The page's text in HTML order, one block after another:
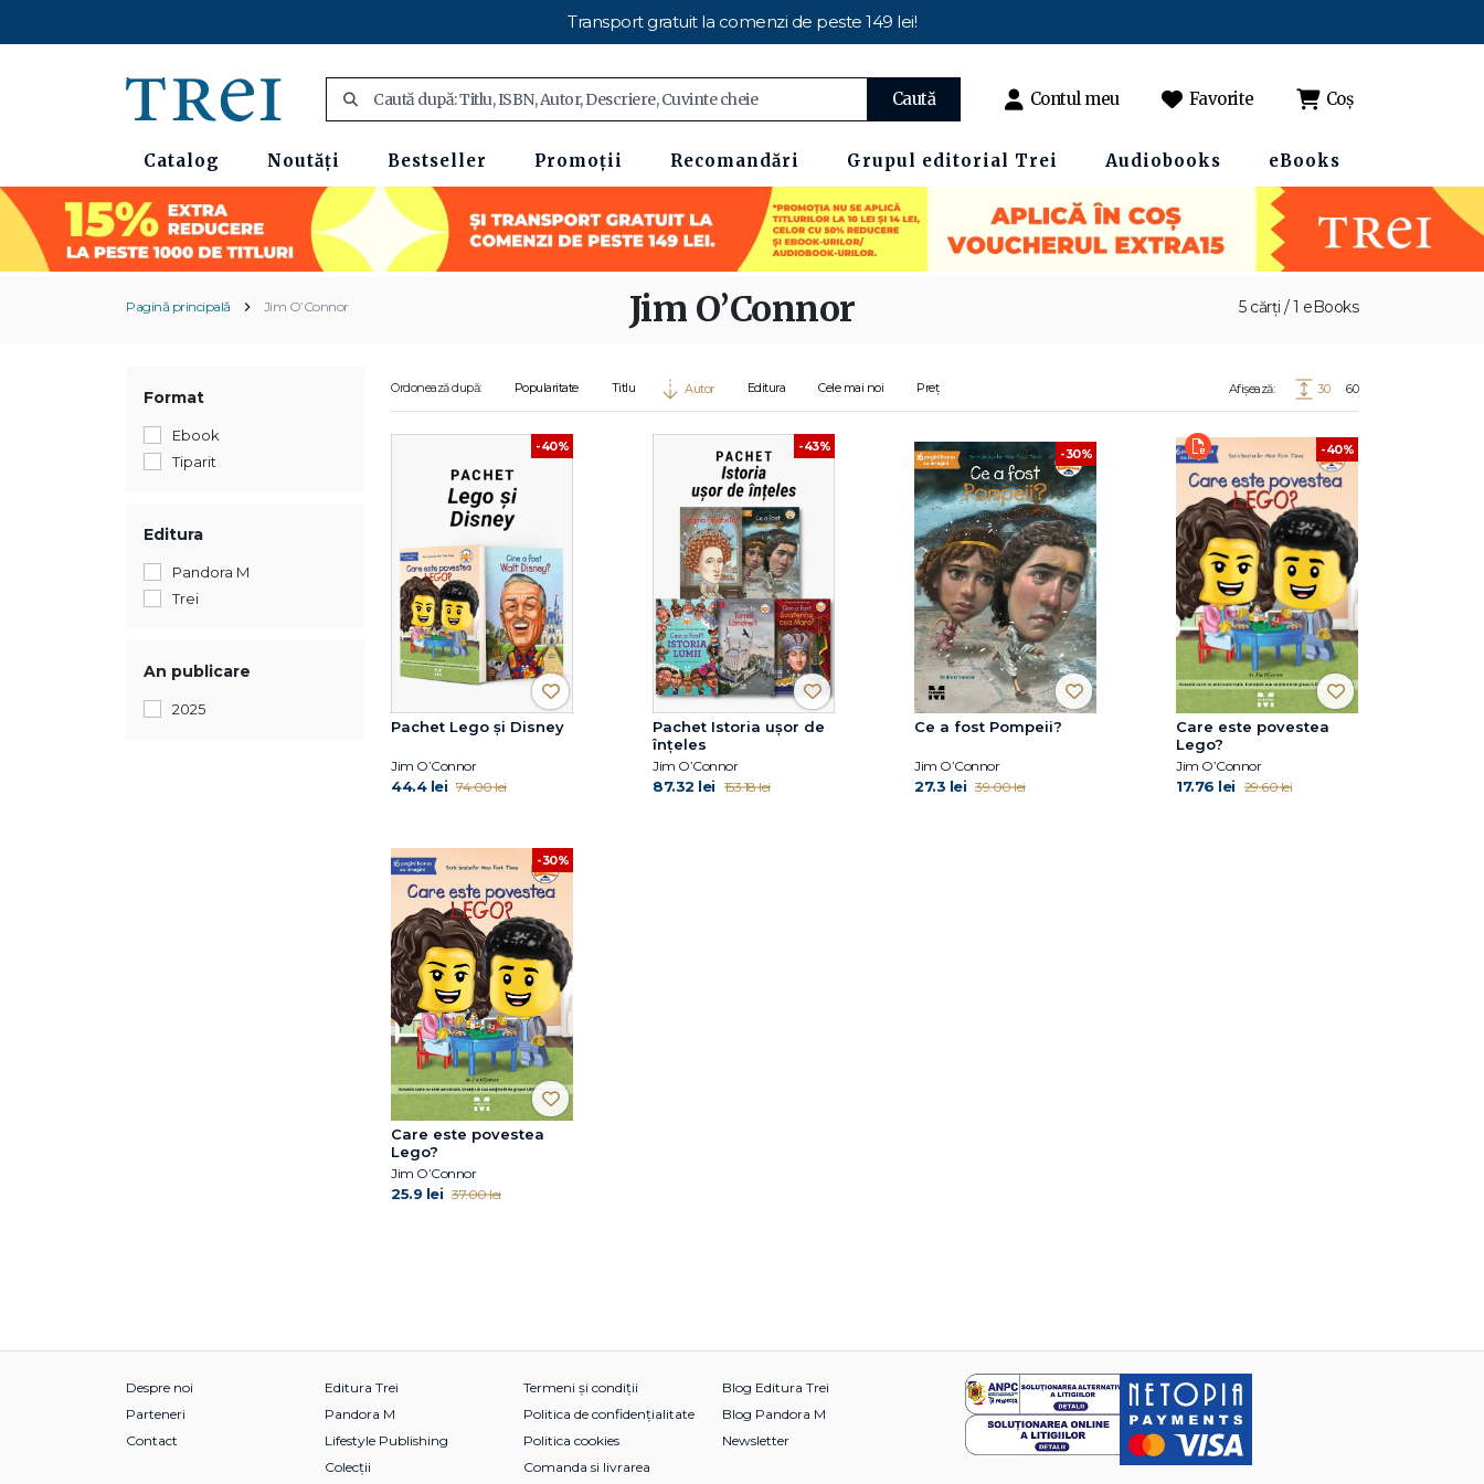
Transport gratuit la comenzi de peste 149 lei!
Caută Contul meu Favorite Coș
Catalog Noutăți Bestseller Promoții Recomandări Grupul editorial Trei Audiobooks eBooks
Pagină principală Jim O’Connor 5 cărți / 1 eBooks
Jim O’Connor
Format
Ebook
Tiparit
Editura
Pandora M
Trei
An publicare
2025
Ordonează după: Popularitate Titlu Autor Editura Cele mai noi Preț Afișează: 30 60
-40%
Pachet Lego și Disney
Jim O’Connor
44.4 lei 74.00 lei
-43%
Pachet Istoria ușor de
înțeles
Jim O’Connor
87.32 lei 153.18 lei
-30%
Ce a fost Pompeii?
Jim O’Connor
27.3 lei 39.00 lei
-40%
Care este povestea
Lego?
Jim O’Connor
17.76 lei 29.60 lei
-30%
Care este povestea
Lego?
Jim O’Connor
25.9 lei 37.00 lei
Despre noi
Parteneri
Contact
Editura Trei
Pandora M
Lifestyle Publishing
Colecții
Termeni și condiții
Politica de confidențialitate
Politica cookies
Comanda si livrarea
Blog Editura Trei
Blog Pandora M
Newsletter